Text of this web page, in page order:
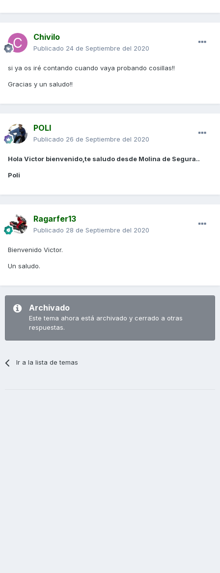
Chivilo
Publicado 24 de Septiembre del 2020
si ya os iré contando cuando vaya probando cosillas!!
Gracias y un saludo!!
POLI
Publicado 26 de Septiembre del 2020
Hola Victor bienvenido,te saludo desde Molina de Segura..
Poli
Ragarfer13
Publicado 28 de Septiembre del 2020
Bienvenido Victor.
Un saludo.
Archivado
Este tema ahora está archivado y cerrado a otras
respuestas.
Ir a la lista de temas